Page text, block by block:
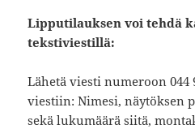
Lipputilauksen voi tehdä
tekstiviestillä:
Lähetä viesti numeroon 044
viestiin: Nimesi, näytöksen
sekä lukumäärä siitä,